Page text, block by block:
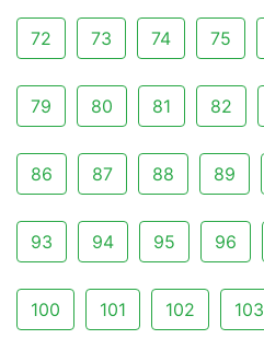
72 73 74 75
79 80 81 82
86 87 88 89
93 94 95 96
100 101 102 103